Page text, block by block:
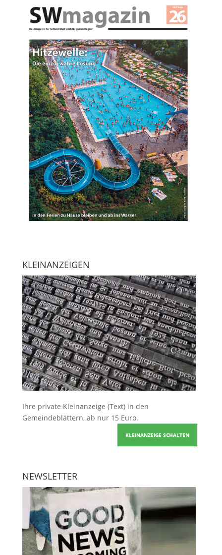
KLEINANZEIGEN
Ihre private Kleinanzeige (Text) in den
Gemeindeblättern, ab nur 15 Euro.
KLEINANZEIGE SCHALTEN
NEWSLETTER